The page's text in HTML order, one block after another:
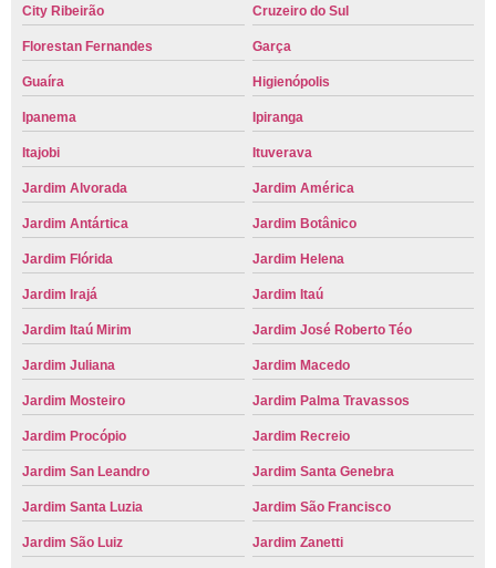
City Ribeirão Cruzeiro do Sul
Florestan Fernandes Garça
Guaíra Higienópolis
Ipanema Ipiranga
Itajobi Ituverava
Jardim Alvorada Jardim América
Jardim Antártica Jardim Botânico
Jardim Flórida Jardim Helena
Jardim Irajá Jardim Itaú
Jardim Itaú Mirim Jardim José Roberto Téo
Jardim Juliana Jardim Macedo
Jardim Mosteiro Jardim Palma Travassos
Jardim Procópio Jardim Recreio
Jardim San Leandro Jardim Santa Genebra
Jardim Santa Luzia Jardim São Francisco
Jardim São Luiz Jardim Zanetti